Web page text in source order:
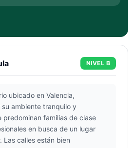
NIVEL B
ubicado en Valencia,
ambiente tranquilo y
predominan familias de clase
en busca de un lugar
Las calles están bien